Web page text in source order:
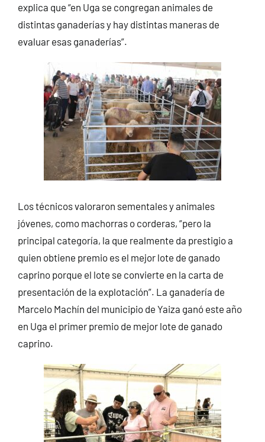
explica que “en Uga se congregan animales de
distintas ganaderías y hay distintas maneras de
evaluar esas ganaderías”.
Los técnicos valoraron sementales y animales
jóvenes, como machorras o corderas, “pero la
principal categoría, la que realmente da prestigio a
quien obtiene premio es el mejor lote de ganado
caprino porque el lote se convierte en la carta de
presentación de la explotación”. La ganadería de
Marcelo Machín del municipio de Yaiza ganó este año
en Uga el primer premio de mejor lote de ganado
caprino.